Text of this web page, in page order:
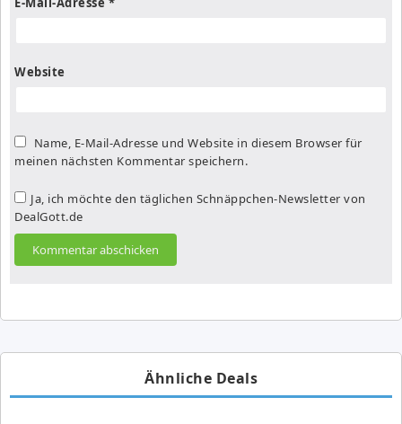
Website
Name, E-Mail-Adresse und Website in diesem Browser für
meinen nächsten Kommentar speichern.
Ja, ich möchte den täglichen Schnäppchen-Newsletter von
DealGott.de
Ähnliche Deals